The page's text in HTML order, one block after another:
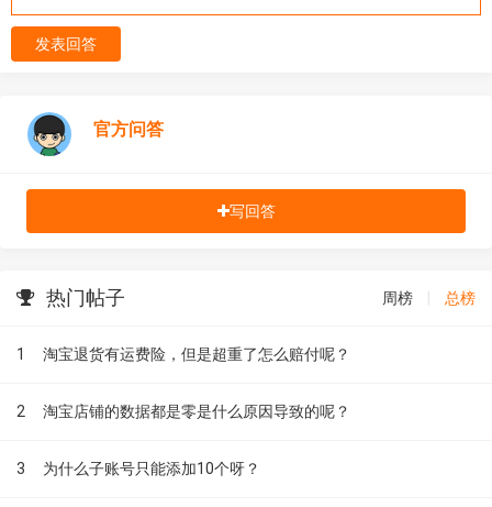
发表回答
官方问答
写回答
热门帖子 周榜 总榜
1 淘宝退货有运费险，但是超重了怎么赔付呢？
2 淘宝店铺的数据都是零是什么原因导致的呢？
3 为什么子账号只能添加10个呀？